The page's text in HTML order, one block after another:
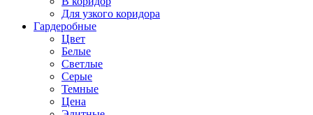
Для узкого коридора
Гардеробные
Цвет
Белые
Светлые
Серые
Темные
Цена